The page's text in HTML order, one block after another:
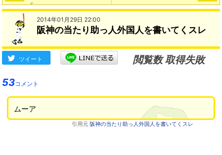
る
2014年01月29日 22:00
阪神の当たり助っ人外国人を書いてくスレ
ツイート
閲覧数 取得失敗
53コメント
ムーア
引用元 阪神の当たり助っ人外国人を書いてくスレ